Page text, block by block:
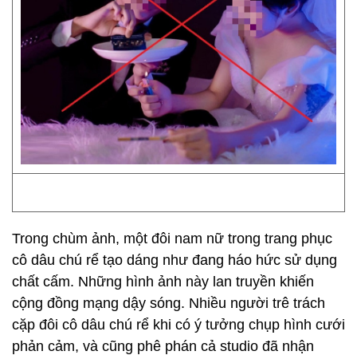
Trong chùm ảnh, một đôi nam nữ trong trang phục
cô dâu chú rể tạo dáng như đang háo hức sử dụng
chất cấm. Những hình ảnh này lan truyền khiến
cộng đồng mạng dậy sóng. Nhiều người trê trách
cặp đôi cô dâu chú rể khi có ý tưởng chụp hình cưới
phản cảm, và cũng phê phán cả studio đã nhận